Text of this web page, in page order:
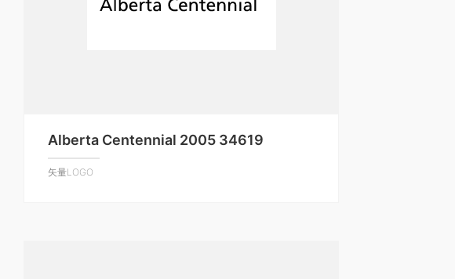
Alberta Centennial 2005 34619
矢量LOGO